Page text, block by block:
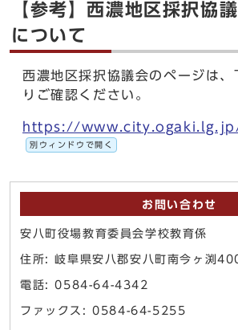
【参考】西濃地区採択協
について
西濃地区採択協議会のページは、
りご確認ください。
https://
別ウィンドウで開く
お問い合わせ
安八町役場教育委員会学校教育係
住所: 岐阜県安八郡安八町南今ヶ渕
電話: 0584-64-4342
ファックス: 0584-64-5255